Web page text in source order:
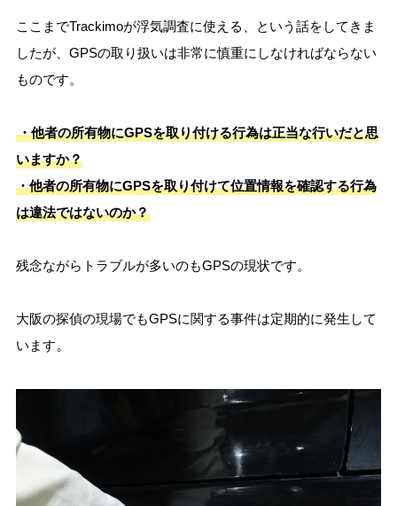
ここまでTrackimoが浮気調査に使える、という話をしてきま
したが、GPSの取り扱いは非常に慎重にしなければならない
ものです。
・他者の所有物にGPSを取り付ける行為は正当な行いだと思
いますか？
・他者の所有物にGPSを取り付けて位置情報を確認する行為
は違法ではないのか？
残念ながらトラブルが多いのもGPSの現状です。
大阪の探偵の現場でもGPSに関する事件は定期的に発生して
います。